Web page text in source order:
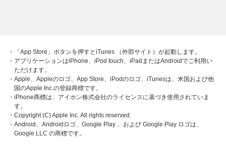
・「App Store」ボタンを押すとiTunes （外部サイト）が起動します。
・アプリケーションはiPhone、iPod touch、iPadまたはAndroidでご利用い
ただけます。
・Apple、Appleのロゴ、App Store、iPodのロゴ、iTunesは、米国および他
国のApple Inc.の登録商標です。
・iPhone商標は、アイホン株式会社のライセンスに基づき使用されていま
す。
・Copyright (C) Apple Inc. All rights reserved.
・Android、Androidロゴ、Google Play 、および Google Play ロゴは、
Google LLC の商標です。